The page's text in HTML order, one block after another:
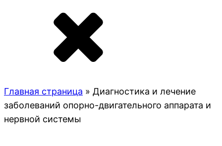
Главная страница » Диагностика и лечение
заболеваний опорно-двигательного аппарата и
нервной системы